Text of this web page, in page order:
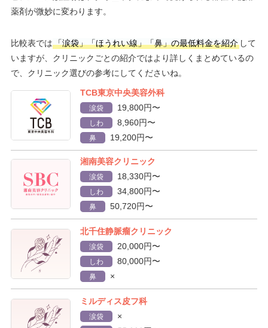
薬剤が微妙に変わります。
比較表では「涙袋」「ほうれい線」「鼻」の最低料金を紹介して
いますが、クリニックごとの紹介ではより詳しくまとめているの
で、クリニック選びの参考にしてくださいね。
TCB東京中央美容外科
涙袋 19,800円〜
しわ 8,960円〜
鼻 19,200円〜
湘南美容クリニック
涙袋 18,330円〜
しわ 34,800円〜
鼻 50,720円〜
北千住静脈瘤クリニック
涙袋 20,000円〜
しわ 80,000円〜
鼻 ×
ミルディス皮フ科
涙袋 ×